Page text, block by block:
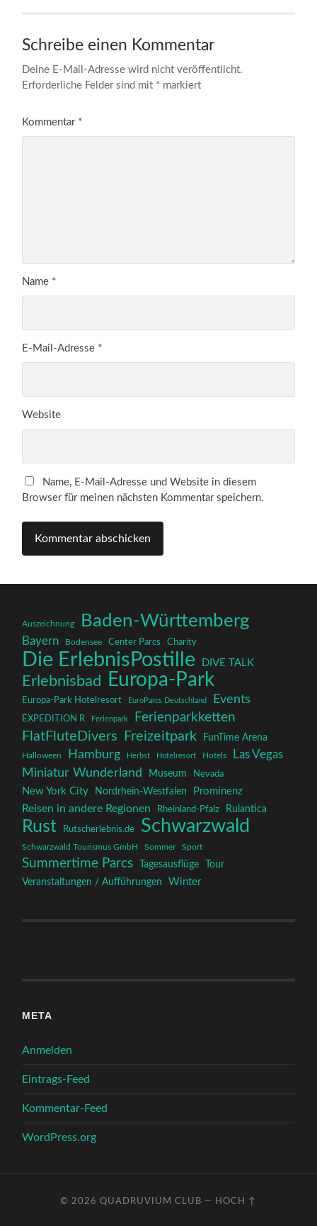
Schreibe einen Kommentar
Deine E-Mail-Adresse wird nicht veröffentlicht.
Erforderliche Felder sind mit * markiert
Kommentar *
Name *
E-Mail-Adresse *
Website
Name, E-Mail-Adresse und Website in diesem
Browser für meinen nächsten Kommentar speichern.
Auszeichnung Baden-Württemberg
Bayern Bodensee Center Parcs Charity
Die ErlebnisPostille DIVE TALK
Erlebnisbad Europa-Park
Europa-Park Hotelresort EuroParcs Deutschland Events
EXPEDITION R Ferienpark Ferienparkketten
FlatFluteDivers Freizeitpark FunTime Arena
Halloween Hamburg Herbst Hotelresort Hotels
Las Vegas
Miniatur Wunderland
Museum Nevada
New York City Nordrhein-Westfalen Prominenz
Reisen in andere Regionen Rheinland-Pfalz Rulantica
Rust Rutscherlebnis.de Schwarzwald
Schwarzwald Tourismus GmbH Sommer Sport
Summertime Parcs Tagesausflüge
Tour
Veranstaltungen / Aufführungen
Winter
META
Anmelden
Eintrags-Feed
Kommentar-Feed
WordPress.org
© 2026QUADRUVIUM CLUB — HOCH ↑